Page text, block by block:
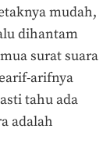
mudah,
dihantam
surat suara
arifnya
tahu ada
adalah